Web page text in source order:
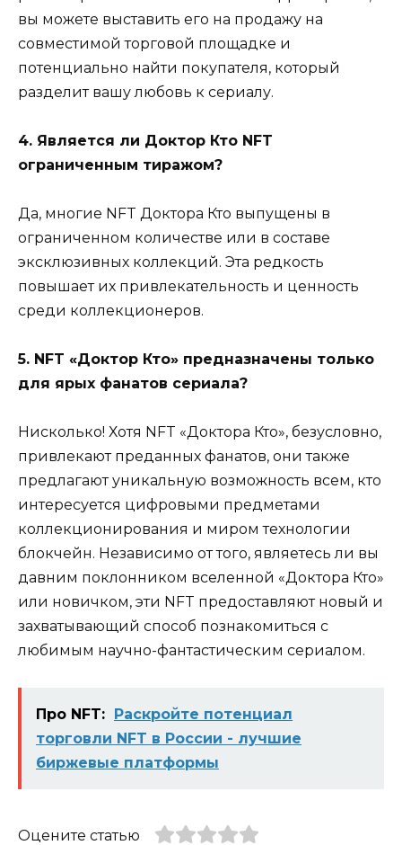
вы можете выставить его на продажу на
совместимой торговой площадке и
потенциально найти покупателя, который
разделит вашу любовь к сериалу.
4. Является ли Доктор Кто NFT
ограниченным тиражом?
Да, многие NFT Доктора Кто выпущены в
ограниченном количестве или в составе
эксклюзивных коллекций. Эта редкость
повышает их привлекательность и ценность
среди коллекционеров.
5. NFT «Доктор Кто» предназначены только
для ярых фанатов сериала?
Нисколько! Хотя NFT «Доктора Кто», безусловно,
привлекают преданных фанатов, они также
предлагают уникальную возможность всем, кто
интересуется цифровыми предметами
коллекционирования и миром технологии
блокчейн. Независимо от того, являетесь ли вы
давним поклонником вселенной «Доктора Кто»
или новичком, эти NFT предоставляют новый и
захватывающий способ познакомиться с
любимым научно-фантастическим сериалом.
Про NFT: Раскройте потенциал
торговли NFT в России - лучшие
биржевые платформы
Оцените статью